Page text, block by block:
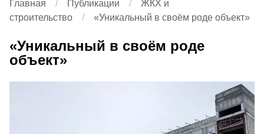
Главная Публикации
ЖКХ и
строительство
«Уникальный в своём роде объект»
«Уникальный в своём роде
объект»